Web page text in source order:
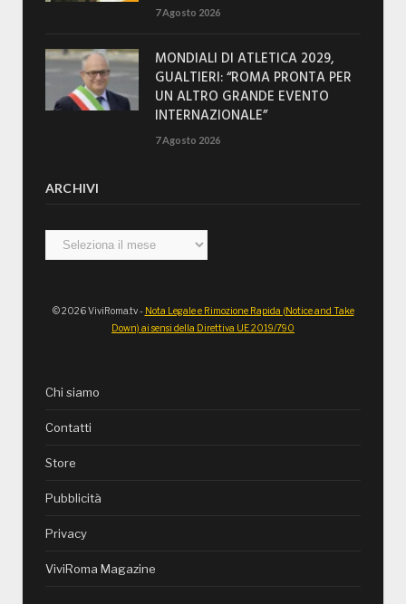
7 Agosto 2026
MONDIALI DI ATLETICA 2029,
GUALTIERI: “ROMA PRONTA PER
UN ALTRO GRANDE EVENTO
INTERNAZIONALE”
7 Agosto 2026
ARCHIVI
Archivi
© 2026 ViviRoma.tv - Nota Legale e Rimozione Rapida (Notice and Take
Down) ai sensi della Direttiva UE 2019/790
Chi siamo
Contatti
Store
Pubblicità
Privacy
ViviRoma Magazine